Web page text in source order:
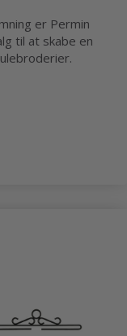
er Permin
til at skabe en